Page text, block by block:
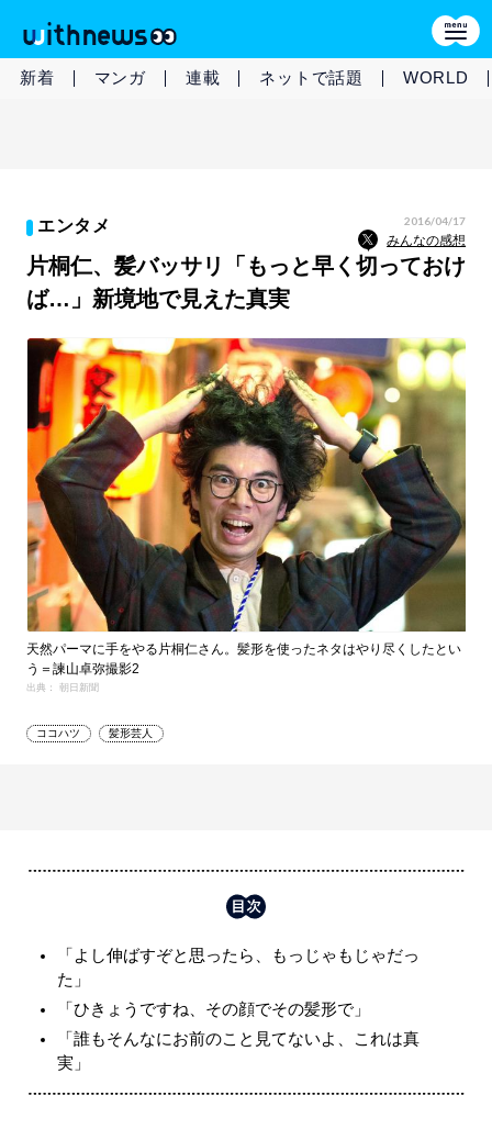
新着 マンガ 連載 ネットで話題 WORLD
エンタメ 2016/04/17
みんなの感想
片桐仁、髪バッサリ「もっと早く切っておけ
ば…」新境地で見えた真実
天然パーマに手をやる片桐仁さん。髪形を使ったネタはやり尽くしたとい
う＝諫山卓弥撮影2
出典： 朝日新聞
ココハツ 髪形芸人
「よし伸ばすぞと思ったら、もっじゃもじゃだっ
た」
「ひきょうですね、その顔でその髪形で」
「誰もそんなにお前のこと見てないよ、これは真
実」